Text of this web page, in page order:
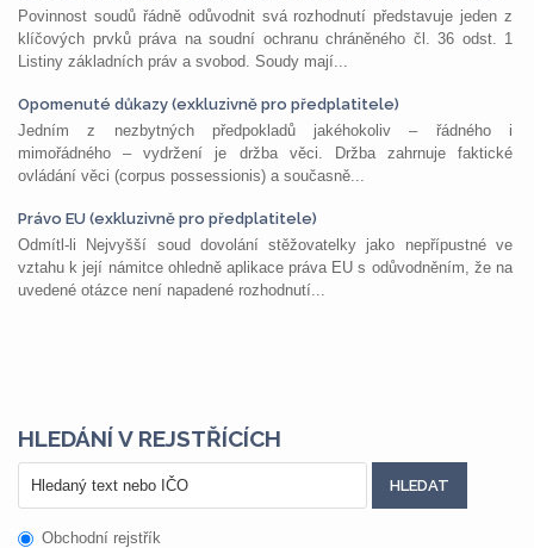
Povinnost soudů řádně odůvodnit svá rozhodnutí představuje jeden z
klíčových prvků práva na soudní ochranu chráněného čl. 36 odst. 1
Listiny základních práv a svobod. Soudy mají...
Opomenuté důkazy (exkluzivně pro předplatitele)
Jedním z nezbytných předpokladů jakéhokoliv – řádného i
mimořádného – vydržení je držba věci. Držba zahrnuje faktické
ovládání věci (corpus possessionis) a současně...
Právo EU (exkluzivně pro předplatitele)
Odmítl-li Nejvyšší soud dovolání stěžovatelky jako nepřípustné ve
vztahu k její námitce ohledně aplikace práva EU s odůvodněním, že na
uvedené otázce není napadené rozhodnutí...
HLEDÁNÍ V REJSTŘÍCÍCH
Obchodní rejstřík